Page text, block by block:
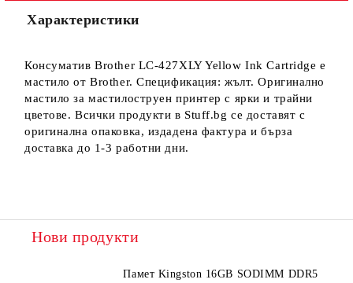
Характеристики
Консуматив Brother LC-427XLY Yellow Ink Cartridge е
мастило от Brother. Спецификация: жълт. Оригинално
мастило за мастилоструен принтер с ярки и трайни
цветове. Всички продукти в Stuff.bg се доставят с
оригинална опаковка, издадена фактура и бърза
доставка до 1-3 работни дни.
Нови продукти
Памет Kingston 16GB SODIMM DDR5